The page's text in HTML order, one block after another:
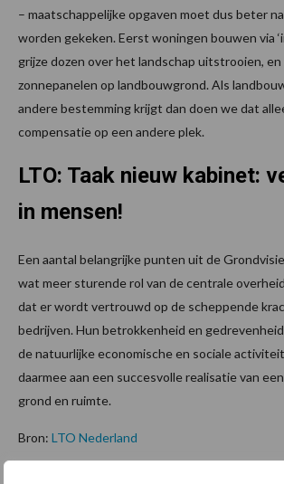
– maatschappelijke opgaven moet dus beter
worden gekeken. Eerst woningen bouwen via
grijze dozen over het landschap uitstrooien,
zonnepanelen op landbouwgrond. Als
andere bestemming krijgt dan doen we dat
compensatie op een andere plek.
LTO: Taak nieuw kabinet:
in mensen!
Een aantal belangrijke punten uit de
wat meer sturende rol van de centrale
dat er wordt vertrouwd op de scheppende
bedrijven. Hun betrokkenheid en
de natuurlijke economische en sociale
daarmee aan een succesvolle realisatie van
grond en ruimte.
Bron: LTO Nederland